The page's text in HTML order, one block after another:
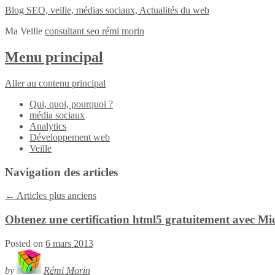
Blog SEO, veille, médias sociaux, Actualités du web
Ma Veille consultant seo rémi morin
Menu principal
Aller au contenu principal
Qui, quoi, pourquoi ?
média sociaux
Analytics
Développement web
Veille
Navigation des articles
← Articles plus anciens
Obtenez une certification html5 gratuitement avec
Posted on 6 mars 2013
by
Rémi Morin